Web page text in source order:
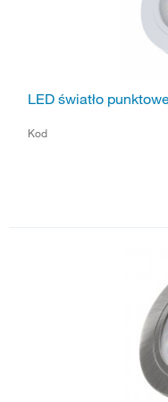
LED światło
Kod